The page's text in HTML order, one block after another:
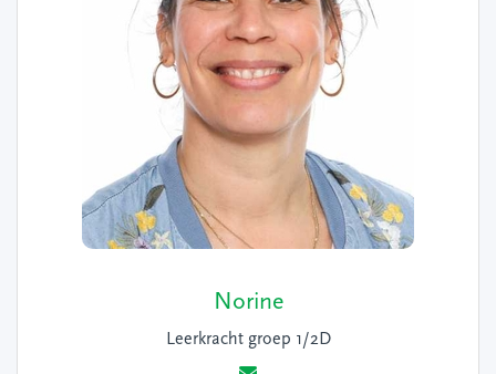
Norine
Leerkracht groep 1/2D